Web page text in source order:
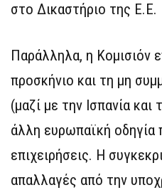
στο Δικαστήριο της Ε.Ε.
Παράλληλα, η Κομισιόν
προσκήνιο και τη μη
(μαζί με την Ισπανία
άλλη ευρωπαϊκή οδηγία
επιχειρήσεις. Η
απαλλαγές από την